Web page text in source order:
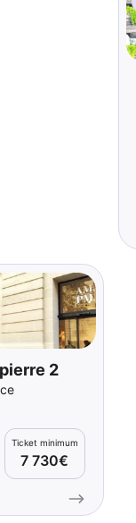
2
Ticket minimum
7 730€